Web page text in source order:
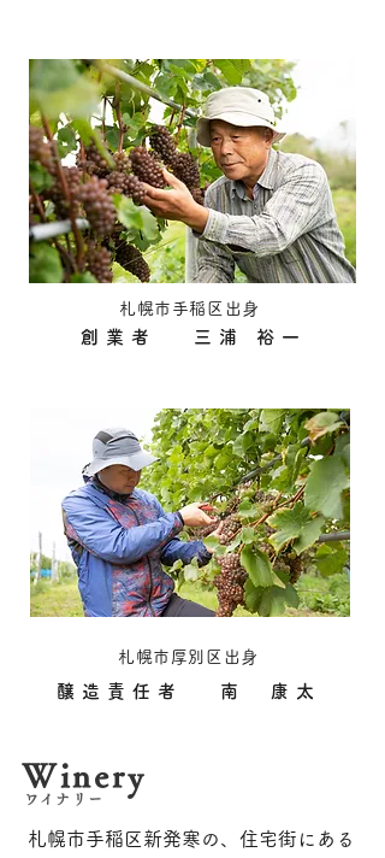
札幌市手稲区出身
創業者 三浦 裕一
札幌市厚別区出身
醸造責任者 南 康太
Winery
ワイナリー
札幌市手稲区新発寒の、住宅街にある